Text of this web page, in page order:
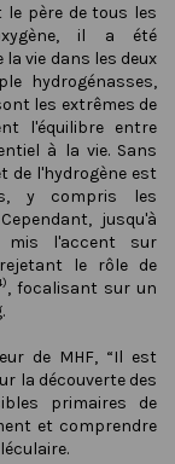
le père de tous les
il a été
vie dans les deux
hydrogénasses,
les extrêmes de
l'équilibre entre
à la vie. Sans
de l'hydrogène est
y compris les
jusqu'à
mis l'accent sur
le rôle de
, focalisant sur un
de MHF, “Il est
la découverte des
primaires de
et comprendre